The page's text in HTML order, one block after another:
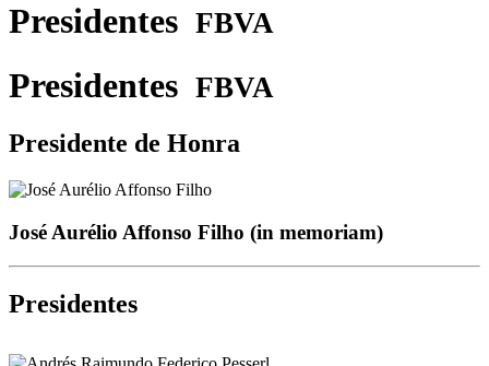
Presidentes FBVA
Presidentes FBVA
Presidente de Honra
José Aurélio Affonso Filho (in memoriam)
Presidentes